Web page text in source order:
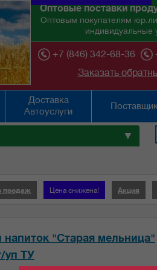
Оптовые поставки
Оптовым покупателям
индивидуальные
+7 (846) 342-68-36
Заказать
Доставка
Автоуслуги
▼
Акция
Цена снижена!
продаж
"Старая мельница"
уп ТУ